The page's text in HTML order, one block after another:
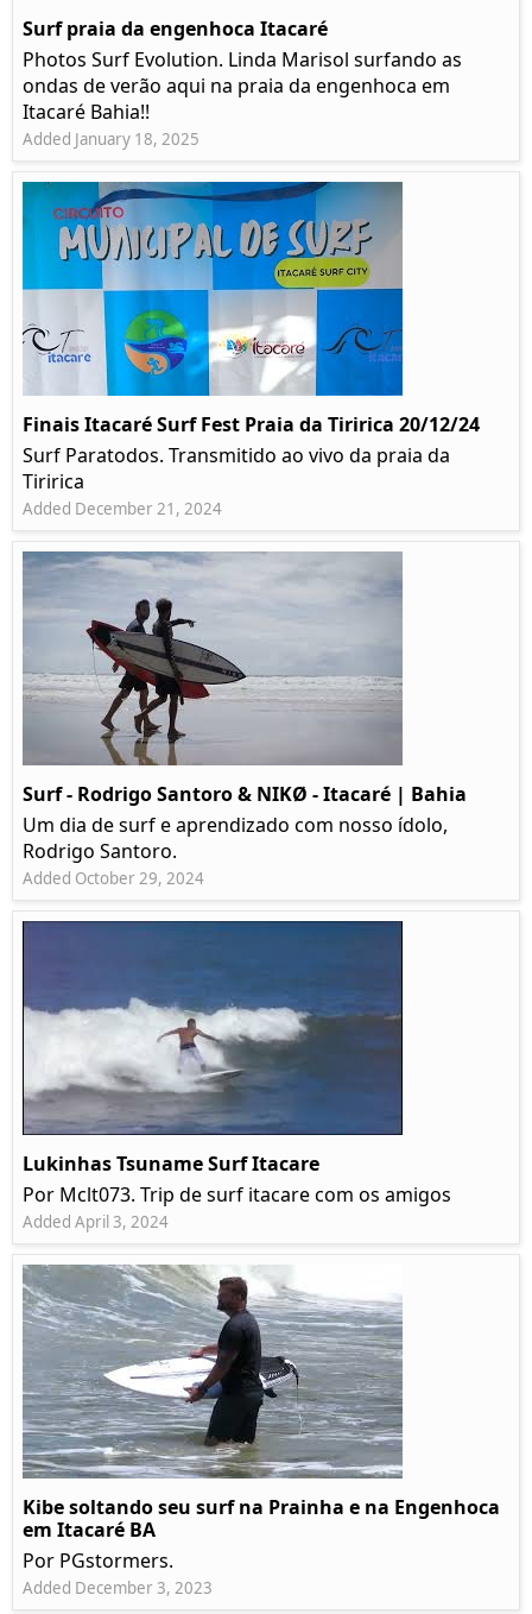
Surf praia da engenhoca Itacaré
Photos Surf Evolution. Linda Marisol surfando as
ondas de verão aqui na praia da engenhoca em
Itacaré Bahia!!
Added January 18, 2025
Finais Itacaré Surf Fest Praia da Tiririca 20/12/24
Surf Paratodos. Transmitido ao vivo da praia da
Tiririca
Added December 21, 2024
Surf - Rodrigo Santoro & NIKØ - Itacaré | Bahia
Um dia de surf e aprendizado com nosso ídolo,
Rodrigo Santoro.
Added October 29, 2024
Lukinhas Tsuname Surf Itacare
Por Mclt073. Trip de surf itacare com os amigos
Added April 3, 2024
Kibe soltando seu surf na Prainha e na Engenhoca
em Itacaré BA
Por PGstormers.
Added December 3, 2023